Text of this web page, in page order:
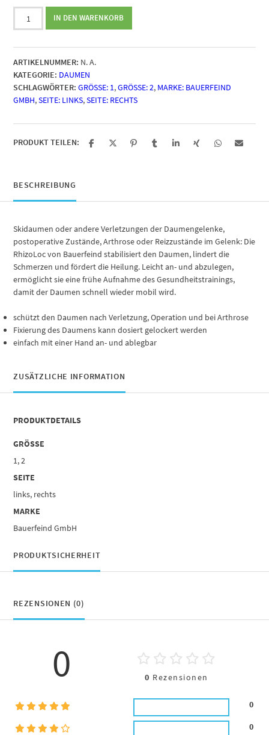
Bauerfeind
RhizoLoc
IN DEN WARENKORB
ARTIKELNUMMER: N. A.
KATEGORIE: DAUMEN
SCHLAGWÖRTER: GRÖSSE: 1 ,GRÖSSE: 2 , MARKE: BAUERFEIND
GMBH,SEITE: LINKS,SEITE: RECHTS
PRODUKT TEILEN:
BESCHREIBUNG
Skidaumen oder andere Verletzungen der Daumengelenke,
postoperative Zustände, Arthrose oder Reizzustände im Gelenk: Die
RhizoLoc von Bauerfeind stabilisiert den Daumen, lindert die
Schmerzen und fördert die Heilung. Leicht an- und abzulegen,
ermöglicht sie eine frühe Aufnahme des Gesundheitstrainings,
damit der Daumen schnell wieder mobil wird.
schützt den Daumen nach Verletzung, Operation und bei Arthrose
Fixierung des Daumens kann dosiert gelockert werden
einfach mit einer Hand an- und ablegbar
ZUSÄTZLICHE INFORMATION
PRODUKTDETAILS
GRÖSSE
1, 2
SEITE
links, rechts
MARKE
Bauerfeind GmbH
PRODUKTSICHERHEIT
REZENSIONEN (0)
0 0 Rezensionen
0
0